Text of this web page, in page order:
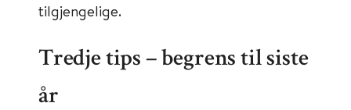
tilgjengelige.
Tredje tips – begrens til siste
år